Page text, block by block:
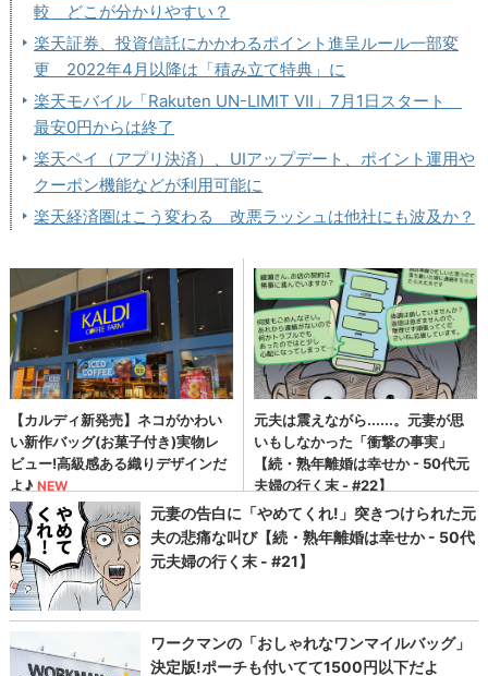
較 どこが分かりやすい？
楽天証券、投資信託にかかわるポイント進呈ルール一部変
更 2022年4月以降は「積み立て特典」に
楽天モバイル「Rakuten UN-LIMIT VII」7月1日スタート
最安0円からは終了
楽天ペイ（アプリ決済）、UIアップデート、ポイント運用や
クーポン機能などが利用可能に
楽天経済圏はこう変わる 改悪ラッシュは他社にも波及か？